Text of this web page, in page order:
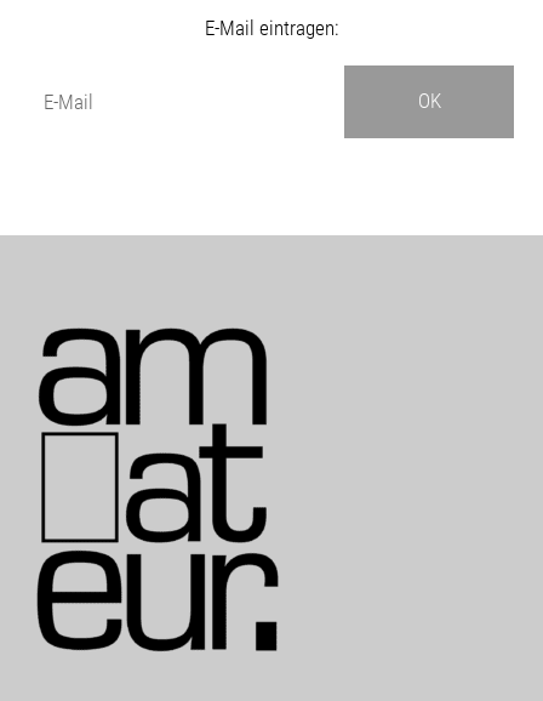
E-Mail eintragen: